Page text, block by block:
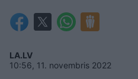
LA.LV
10:56, 11. novembris 2022